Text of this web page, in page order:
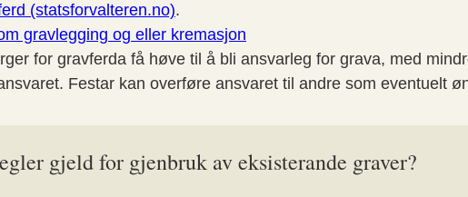
(statsforvalteren.no).
gravlegging og eller kremasjon
for gravferda få høve til å bli ansvarleg for grava, med
Festar kan overføre ansvaret til andre som eventuelt
gjeld for gjenbruk av eksisterande graver?